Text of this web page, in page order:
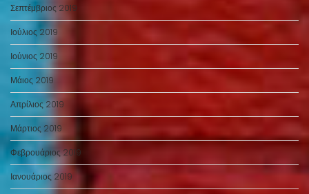
Σεπτέμβριος 2019
Ιούλιος 2019
Ιούνιος 2019
Μάιος 2019
Απρίλιος 2019
Μάρτιος 2019
Φεβρουάριος 2019
Ιανουάριος 2019